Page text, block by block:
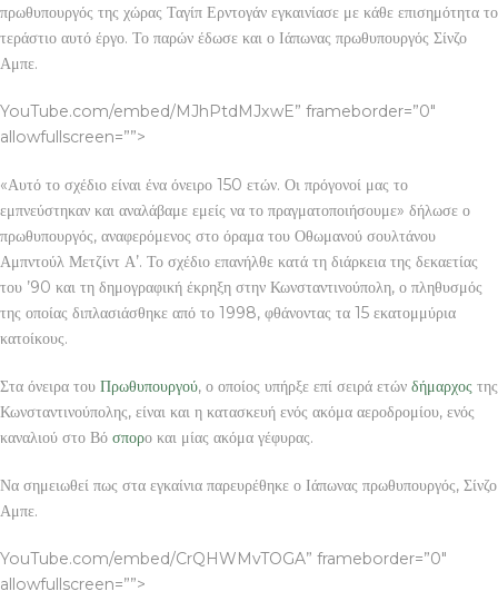
πρωθυπουργός της χώρας Ταγίπ Ερντογάν εγκαινίασε με κάθε επισημότητα το
τεράστιο αυτό έργο. Το παρών έδωσε και ο Ιάπωνας πρωθυπουργός Σίνζο
Αμπε.
YouTube.com/embed/MJhPtdMJxwE” frameborder=”0″
allowfullscreen=””>
«Αυτό το σχέδιο είναι ένα όνειρο 150 ετών. Οι πρόγονοί μας το
εμπνεύστηκαν και αναλάβαμε εμείς να το πραγματοποιήσουμε» δήλωσε ο
πρωθυπουργός, αναφερόμενος στο όραμα του Οθωμανού σουλτάνου
Αμπντούλ Μετζίντ Α’. Το σχέδιο επανήλθε κατά τη διάρκεια της δεκαετίας
του ’90 και τη δημογραφική έκρηξη στην Κωνσταντινούπολη, ο πληθυσμός
της οποίας διπλασιάσθηκε από το 1998, φθάνοντας τα 15 εκατομμύρια
κατοίκους.
Στα όνειρα του Πρωθυπουργού, ο οποίος υπήρξε επί σειρά ετών δήμαρχος της
Κωνσταντινούπολης, είναι και η κατασκευή ενός ακόμα αεροδρομίου, ενός
καναλιού στο Βό σπορο και μίας ακόμα γέφυρας.
Να σημειωθεί πως στα εγκαίνια παρευρέθηκε ο Ιάπωνας πρωθυπουργός, Σίνζο
Αμπε.
YouTube.com/embed/CrQHWMvTOGA” frameborder=”0″
allowfullscreen=””>